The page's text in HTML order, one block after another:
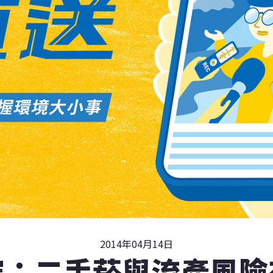
2014年04月14日